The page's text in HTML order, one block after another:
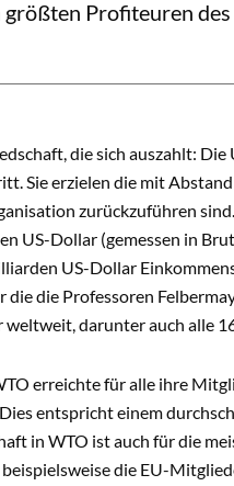
größten Profiteuren
die sich auszahlt:
Sie erzielen die mit
zurückzuführen
US-Dollar (gemessen in
US-Dollar
die die Professoren
weltweit, darunter auch alle
erreichte für alle ihre
entspricht einem
in WTO ist auch für die
die EU-